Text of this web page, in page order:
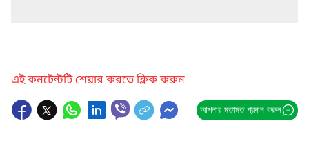
এই কনটেন্টটি শেয়ার করতে ক্লিক করুন
আপনার মতামত প্রদান করুন